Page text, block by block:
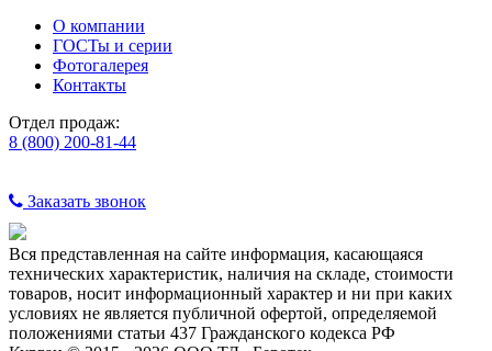
О компании
ГОСТы и серии
Фотогалерея
Контакты
Отдел продаж:
8 (800) 200-81-44
Заказать звонок
Вся представленная на сайте информация, касающаяся
технических характеристик, наличия на складе, стоимости
товаров, носит информационный характер и ни при каких
условиях не является публичной офертой, определяемой
положениями статьи 437 Гражданского кодекса РФ